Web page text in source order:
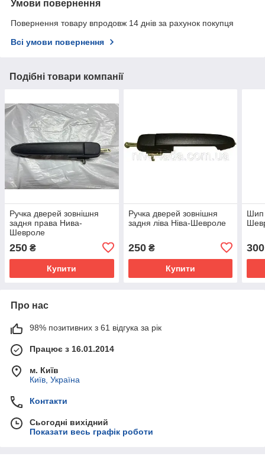
Умови повернення
Повернення товару впродовж 14 днів за рахунок покупця
Всі умови повернення
Подібні товари компанії
Ручка дверей зовнішня
задня права Нива-
Шевроле
250 ₴
Купити
Ручка дверей зовнішня
задня ліва Ніва-Шевроле
250₴
Купити
Шип
300
Про нас
98% позитивних з 61 відгука за рік
Працює з 16.01.2014
м. Київ
Київ, Україна
Контакти
Сьогодні вихідний
Показати весь графік роботи